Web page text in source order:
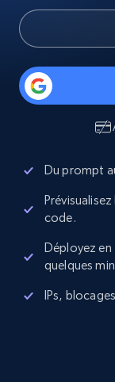
Du prompt
code.
Déployez en
quelques
IPs,